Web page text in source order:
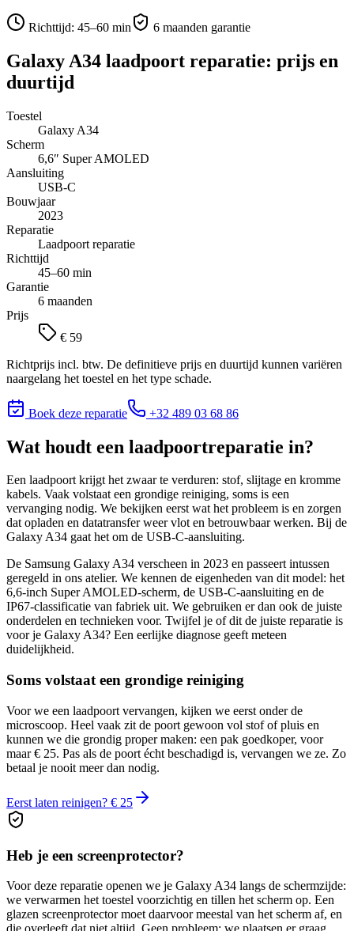
Richttijd: 45–60 min 6 maanden garantie
Galaxy A34 laadpoort reparatie: prijs en
duurtijd
Toestel
Galaxy A34
Scherm
6,6″ Super AMOLED
Aansluiting
USB-C
Bouwjaar
2023
Reparatie
Laadpoort reparatie
Richttijd
45–60 min
Garantie
6 maanden
Prijs
€ 59
Richtprijs incl. btw. De definitieve prijs en duurtijd kunnen variëren
naargelang het toestel en het type schade.
Boek deze reparatie +32 489 03 68 86
Wat houdt een laadpoortreparatie in?
Een laadpoort krijgt het zwaar te verduren: stof, slijtage en kromme
kabels. Vaak volstaat een grondige reiniging, soms is een
vervanging nodig. We bekijken eerst wat het probleem is en zorgen
dat opladen en datatransfer weer vlot en betrouwbaar werken. Bij de
Galaxy A34 gaat het om de USB-C-aansluiting.
De Samsung Galaxy A34 verscheen in 2023 en passeert intussen
geregeld in ons atelier. We kennen de eigenheden van dit model: het
6,6-inch Super AMOLED-scherm, de USB-C-aansluiting en de
IP67-classificatie van fabriek uit. We gebruiken er dan ook de juiste
onderdelen en technieken voor. Twijfel je of dit de juiste reparatie is
voor je Galaxy A34? Een eerlijke diagnose geeft meteen
duidelijkheid.
Soms volstaat een grondige reiniging
Voor we een laadpoort vervangen, kijken we eerst onder de
microscoop. Heel vaak zit de poort gewoon vol stof of pluis en
kunnen we die grondig proper maken: een pak goedkoper, voor
maar € 25. Pas als de poort écht beschadigd is, vervangen we ze. Zo
betaal je nooit meer dan nodig.
Eerst laten reinigen? € 25
Heb je een screenprotector?
Voor deze reparatie openen we je Galaxy A34 langs de schermzijde:
we verwarmen het toestel voorzichtig en tillen het scherm op. Een
glazen screenprotector moet daarvoor meestal van het scherm af, en